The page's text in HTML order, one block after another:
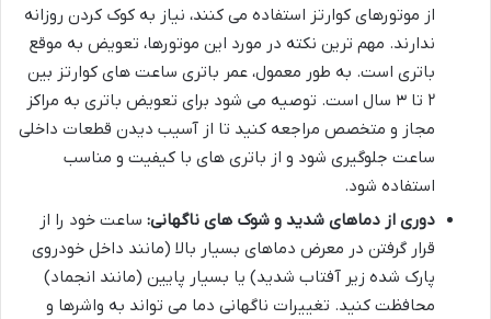
از موتورهای کوارتز استفاده می کنند، نیاز به کوک کردن روزانه
ندارند. مهم ترین نکته در مورد این موتورها، تعویض به موقع
باتری است. به طور معمول، عمر باتری ساعت های کوارتز بین
۲ تا ۳ سال است. توصیه می شود برای تعویض باتری به مراکز
مجاز و متخصص مراجعه کنید تا از آسیب دیدن قطعات داخلی
ساعت جلوگیری شود و از باتری های با کیفیت و مناسب
استفاده شود.
دوری از دماهای شدید و شوک های ناگهانی: ساعت خود را از
قرار گرفتن در معرض دماهای بسیار بالا (مانند داخل خودروی
پارک شده زیر آفتاب شدید) یا بسیار پایین (مانند انجماد)
محافظت کنید. تغییرات ناگهانی دما می تواند به واشرها و